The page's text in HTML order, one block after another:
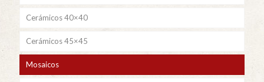
Cerámicos 40×40
Cerámicos 45×45
Mosaicos